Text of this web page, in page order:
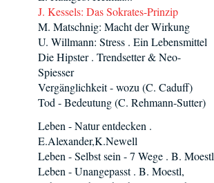
J. Kessels: Das Sokrates-Prinzip
M. Matschnig: Macht der Wirkung
U. Willmann: Stress . Ein Lebensmittel
Die Hipster . Trendsetter & Neo-
Spiesser
Vergänglichkeit - wozu (C. Caduff)
Tod - Bedeutung (C. Rehmann-Sutter)
Leben - Natur entdecken .
E.Alexander,K.Newell
Leben - Selbst sein - 7 Wege . B. Moestl
Leben - Unangepasst . B. Moestl,